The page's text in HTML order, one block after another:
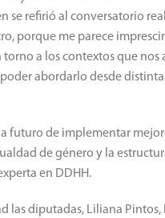
se refirió al conversatorio
porque me parece
a los contextos que
abordarlo desde
futuro de implementar
de género y la
en DDHH.
las diputadas, Liliana